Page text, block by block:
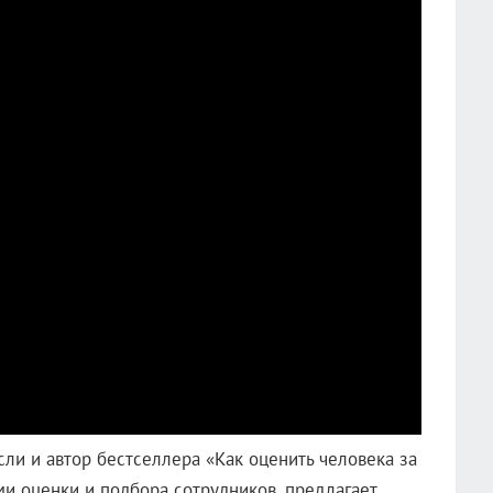
и автор бестселлера «Как оценить человека за